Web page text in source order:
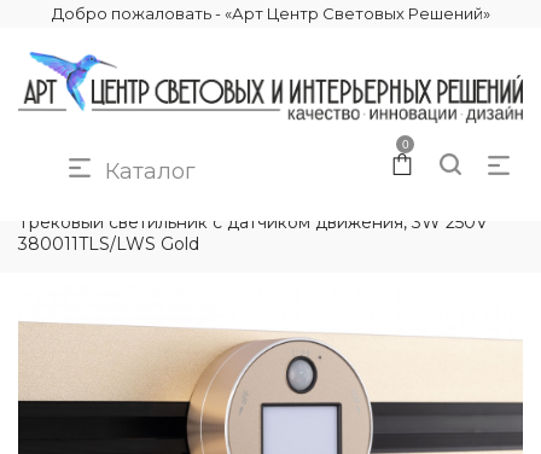
Добро пожаловать - «Арт Центр Световых Решений»
Каталог
0
Трековый светильник с датчиком движения, 3W 250V
380011TLS/LWS Gold